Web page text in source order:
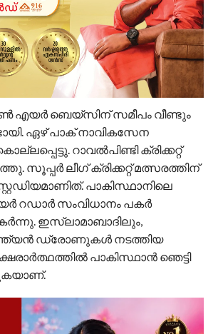
എയർ ബെയ്സിന് സമീപം വീണ്ടും
ഏഴ് പാക് നാവികസേന
റാവൽപിണ്ടി ക്രിക്കറ്റ്
സൂപ്പർ ലീഗ് ക്രിക്കറ്റ് മത്സരത്തിന്
പാകിസ്ഥാനിലെ
റഡാർ സംവിധാനം പകർ
ഇസ്ലാമാബാദിലും,
ഡ്രോണുകൾ നടത്തിയ
പാകിസ്ഥാൻ ഞെട്ടി